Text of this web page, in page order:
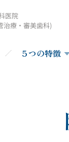
医院
治療・審美歯科)
５つの特徴